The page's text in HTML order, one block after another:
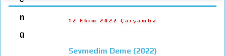
n
ü
12 Ekim 2022 Çarşamba
Sevmedim Deme (2022)